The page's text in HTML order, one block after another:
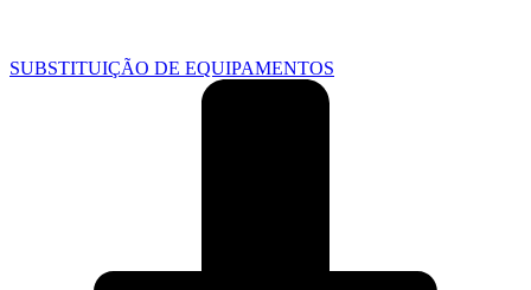
SUBSTITUIÇÃO DE EQUIPAMENTOS